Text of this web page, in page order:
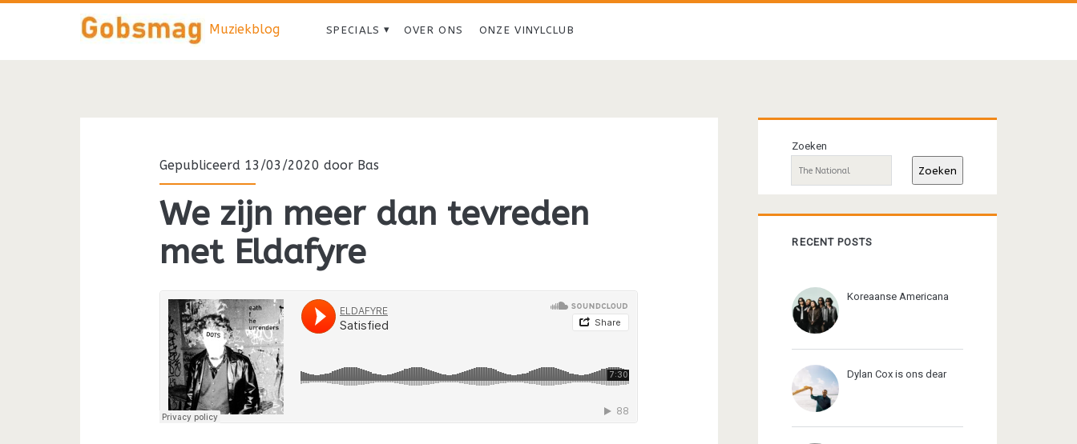
Muziekblog SPECIALS OVER ONS ONZE VINYLCLUB
Gepubliceerd 13/03/2020 door Bas
We zijn meer dan tevreden
met Eldafyre
Primaire
sidebar
Zoeken
Zoeken
RECENT POSTS
Koreaanse Americana
Dylan Cox is ons dear